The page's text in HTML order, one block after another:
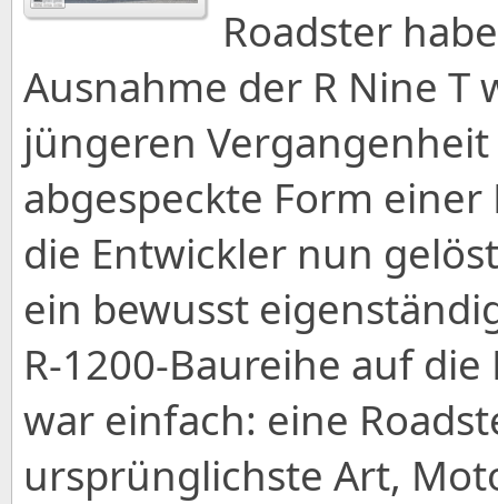
Roadster
Ausnahme der R Nine T
jüngeren
abgespeckte Form
die Entwickler nun
ein bewusst
R-1200-Baureihe auf
war einfach: eine
ursprünglichste Art,